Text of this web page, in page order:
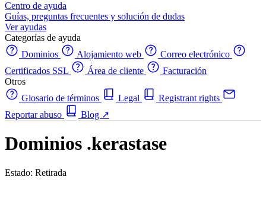
Centro de ayuda
Guías, preguntas frecuentes y solución de dudas
Ver ayudas
Categorías de ayuda
Dominios
Alojamiento web
Correo electrónico
Certificados SSL
Área de cliente
Facturación
Otros
Glosario de términos
Legal
Registrant rights
Reportar abuso
Blog ↗
Dominios .kerastase
Estado: Retirada